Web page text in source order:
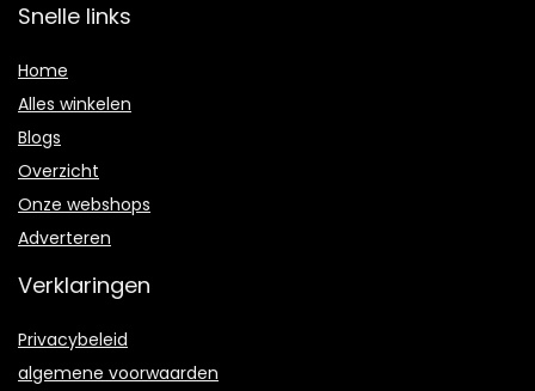
Snelle links
Home
Alles winkelen
Blogs
Overzicht
Onze webshops
Adverteren
Verklaringen
Privacybeleid
algemene voorwaarden